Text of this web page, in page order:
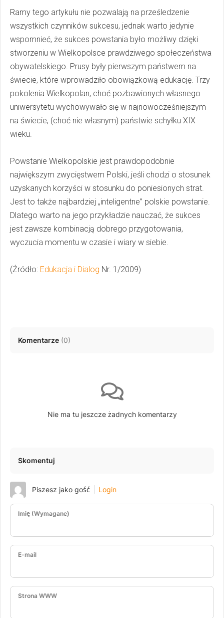
Ramy tego artykułu nie pozwalają na prześledzenie
wszystkich czynników sukcesu, jednak warto jedynie
wspomnieć, że sukces powstania było możliwy dzięki
stworzeniu w Wielkopolsce prawdziwego społeczeństwa
obywatelskiego. Prusy były pierwszym państwem na
świecie, które wprowadziło obowiązkową edukację. Trzy
pokolenia Wielkopolan, choć pozbawionych własnego
uniwersytetu wychowywało się w najnowocześniejszym
na świecie, (choć nie własnym) państwie schyłku XIX
wieku.
Powstanie Wielkopolskie jest prawdopodobnie
największym zwycięstwem Polski, jeśli chodzi o stosunek
uzyskanych korzyści w stosunku do poniesionych strat.
Jest to także najbardziej „inteligentne” polskie powstanie.
Dlatego warto na jego przykładzie nauczać, że sukces
jest zawsze kombinacją dobrego przygotowania,
wyczucia momentu w czasie i wiary w siebie.
(Źródło: Edukacja i Dialog Nr. 1/2009)
Komentarze (0)
Nie ma tu jeszcze żadnych komentarzy
Skomentuj
Piszesz jako gość Login
Imię (Wymagane)
E-mail
Strona WWW